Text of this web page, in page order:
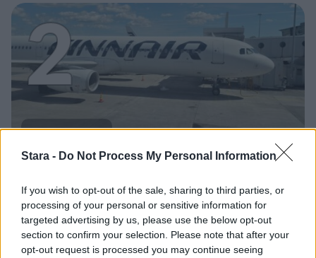
Stara - Do Not Process My Personal Information
If you wish to opt-out of the sale, sharing to third parties, or
processing of your personal or sensitive information for
targeted advertising by us, please use the below opt-out
section to confirm your selection. Please note that after your
opt-out request is processed you may continue seeing
2
MATKAILU
jatkossa toinen lentoyhtiö –
matkustajille tärkeä rajoitus